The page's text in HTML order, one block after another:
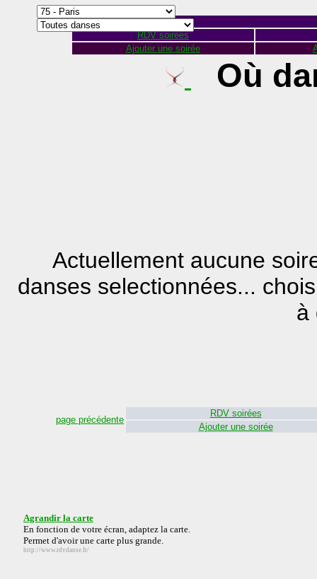
RDV soirées
Ajouter une soirée
Où
Actuellement aucune
danses selectionnées...
à
page précédente
RDV soirées
Ajouter une soirée
Agrandir la carte
En fonction de votre écran, adaptez la carte.
Permet d'avoir une carte plus grande.
http://www.rdvdanse.fr/